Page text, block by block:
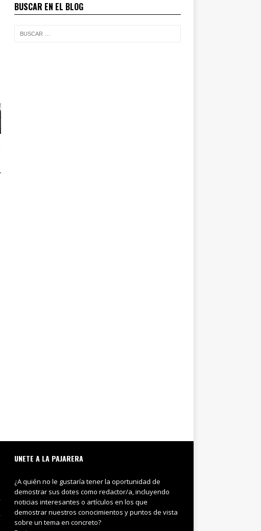
BUSCAR EN EL BLOG
UNETE A LA PAJARERA
¿A quién no le gustaría tener la oportunidad de
demostrar sus dotes como redactor/a, incluyendo
noticias interesantes o artículos en los que
demostrar nuestros conocimientos y puntos de vista
sobre un tema en concreto?